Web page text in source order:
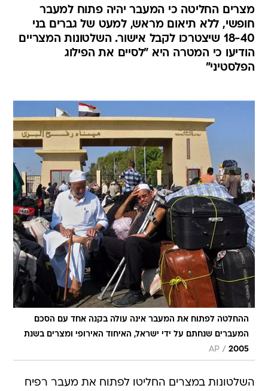
מצרים החליטה כי המעבר יהיה פתוח למעבר
חופשי, ללא תיאום מראש, למעט של גברים בני
18-40 שיצטרכו לקבל אישור. השלטונות המצריים
הודיעו כי המטרה היא "לסיים את הפילוג
הפלסטיני"
ההחלטה לפתוח את המעבר אינה עולה בקנה אחד עם הסכם
המעברים שנחתם על ידי ישראל, האיחוד האירופי ומצרים בשנת
2005
/
AP
השלטונות במצרים החליטו לפתוח את מעבר רפיח